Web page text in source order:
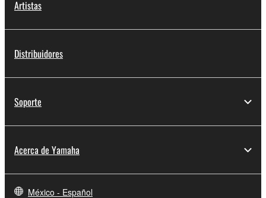
Artistas
Distribuidores
Soporte
Acerca de Yamaha
México - Español